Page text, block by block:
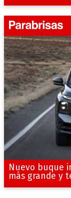
Nuevo buque
más grande y